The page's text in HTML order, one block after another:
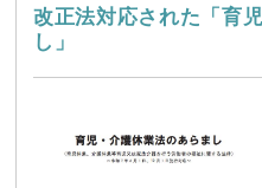
改正法対応された「育
し」